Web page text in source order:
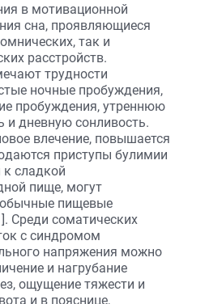
в мотивационной
сна, проявляющиеся
так и
расстройств.
трудности
ночные пробуждения,
пробуждения, утреннюю
и дневную сонливость.
влечение, повышается
приступы булимии
к сладкой
пище, могут
пищевые
Среди соматических
с синдромом
напряжения можно
и нагрубание
ощущение тяжести и
и в пояснице,